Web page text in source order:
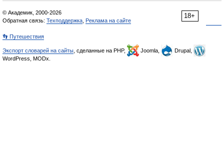
18+
© Академик, 2000-2026
Обратная связь: Техподдержка Реклама на сайте
👣 Путешествия
Экспорт словарей на сайты , сделанные на PHP, Joomla,
Drupal,
WordPress, MODx.